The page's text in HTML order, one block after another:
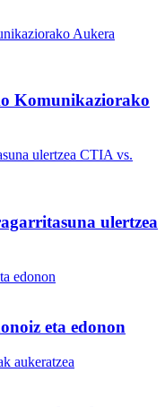
Komunikaziorako
ulertzea
eta edonon